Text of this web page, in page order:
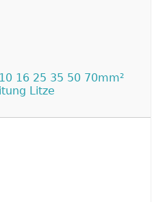
16 25 35 50 70mm²
Litze